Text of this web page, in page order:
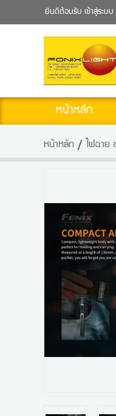
ยินดีต้อนรับ เข้าสู่ระบบ
หน้าหลัก
หน้าหลัก ไฟฉาย